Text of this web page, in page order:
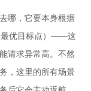
哪，它要本身根据
最优目标点）——这
请求异常高。不然
，这里的所有场景